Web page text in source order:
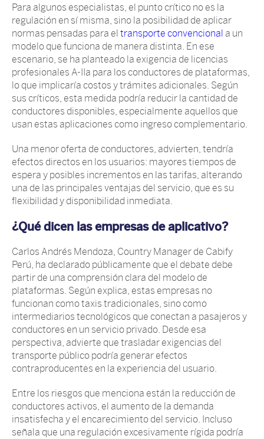
Para algunos especialistas, el punto crítico no es la
regulación en sí misma, sino la posibilidad de aplicar
normas pensadas para el transporte convencional a un
modelo que funciona de manera distinta. En ese
escenario, se ha planteado la exigencia de licencias
profesionales A-IIa para los conductores de plataformas,
lo que implicaría costos y trámites adicionales. Según
sus críticos, esta medida podría reducir la cantidad de
conductores disponibles, especialmente aquellos que
usan estas aplicaciones como ingreso complementario.
Una menor oferta de conductores, advierten, tendría
efectos directos en los usuarios: mayores tiempos de
espera y posibles incrementos en las tarifas, alterando
una de las principales ventajas del servicio, que es su
flexibilidad y disponibilidad inmediata.
¿Qué dicen las empresas de aplicativo?
Carlos Andrés Mendoza, Country Manager de Cabify
Perú, ha declarado públicamente que el debate debe
partir de una comprensión clara del modelo de
plataformas. Según explica, estas empresas no
funcionan como taxis tradicionales, sino como
intermediarios tecnológicos que conectan a pasajeros y
conductores en un servicio privado. Desde esa
perspectiva, advierte que trasladar exigencias del
transporte público podría generar efectos
contraproducentes en la experiencia del usuario.
Entre los riesgos que menciona están la reducción de
conductores activos, el aumento de la demanda
insatisfecha y el encarecimiento del servicio. Incluso
señala que una regulación excesivamente rígida podría